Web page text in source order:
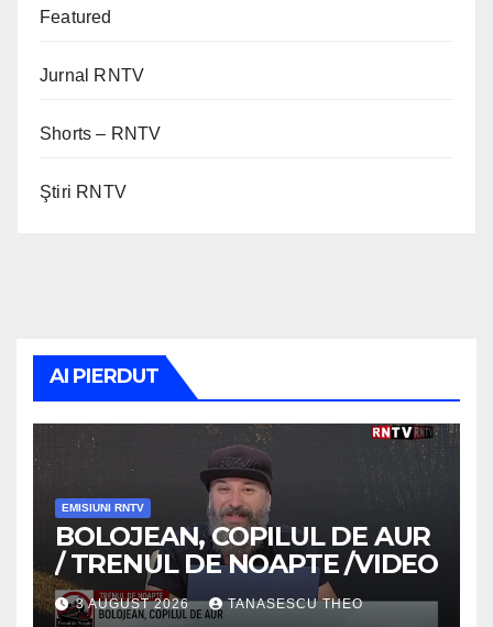
Featured
Jurnal RNTV
Shorts – RNTV
Ştiri RNTV
AI PIERDUT
EMISIUNI RNTV
BOLOJEAN, COPILUL DE AUR
/ TRENUL DE NOAPTE /VIDEO
3 AUGUST 2026 TANASESCU THEO